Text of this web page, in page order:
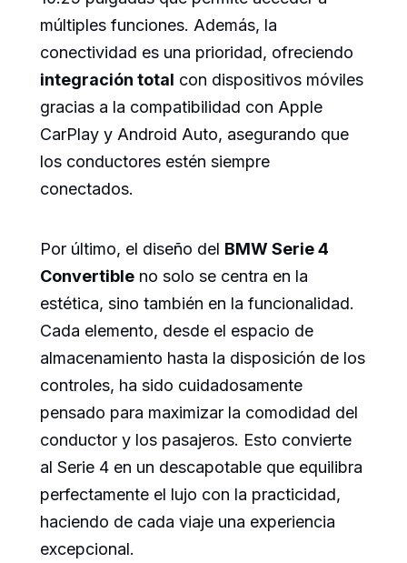
múltiples funciones. Además, la
conectividad es una prioridad, ofreciendo
integración total con dispositivos móviles
gracias a la compatibilidad con Apple
CarPlay y Android Auto, asegurando que
los conductores estén siempre
conectados.
Por último, el diseño del BMW Serie 4
Convertible no solo se centra en la
estética, sino también en la funcionalidad.
Cada elemento, desde el espacio de
almacenamiento hasta la disposición de los
controles, ha sido cuidadosamente
pensado para maximizar la comodidad del
conductor y los pasajeros. Esto convierte
al Serie 4 en un descapotable que equilibra
perfectamente el lujo con la practicidad,
haciendo de cada viaje una experiencia
excepcional.